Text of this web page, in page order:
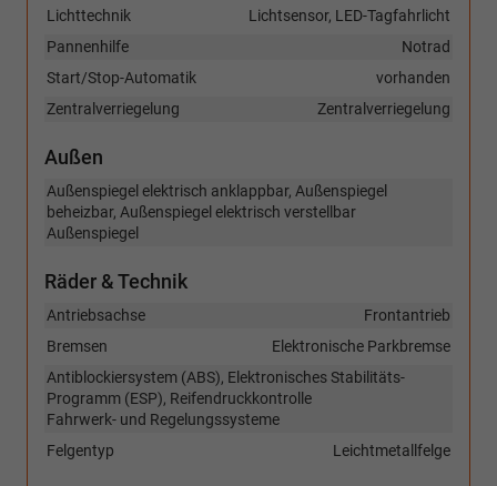
Lichtsensor, LED-Tagfahrlicht
Lichttechnik
Notrad
Pannenhilfe
vorhanden
Start/Stop-Automatik
Zentralverriegelung
Zentralverriegelung
Außen
Außenspiegel elektrisch anklappbar, Außenspiegel
beheizbar, Außenspiegel elektrisch verstellbar
Außenspiegel
Räder & Technik
Frontantrieb
Antriebsachse
Elektronische Parkbremse
Bremsen
Antiblockiersystem (ABS), Elektronisches Stabilitäts-
Programm (ESP), Reifendruckkontrolle
Fahrwerk- und Regelungssysteme
Leichtmetallfelge
Felgentyp